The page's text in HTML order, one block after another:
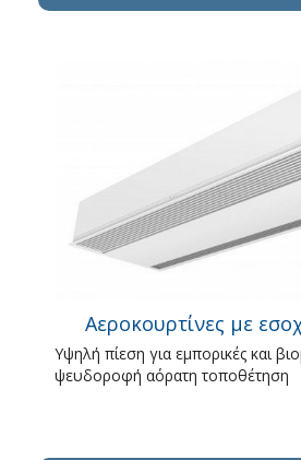
Αεροκουρτίνες με
Υψηλή πίεση για εμπορικές και
ψευδοροφή αόρατη τοποθέτηση